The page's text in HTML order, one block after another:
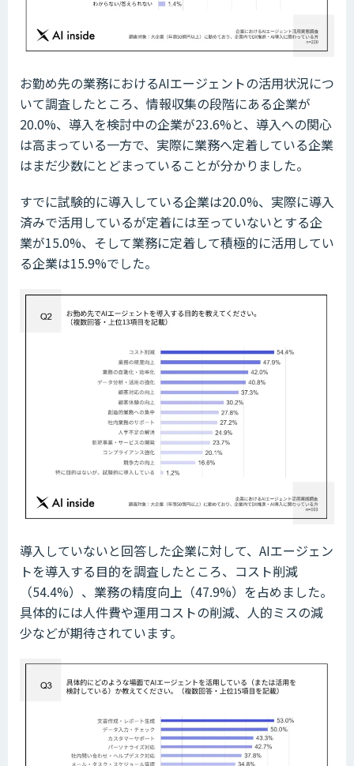
お勤め先の業務におけるAIエージェントの活用状況につ
いて調査したところ、情報収集の段階にある企業が
20.0%、導入を検討中の企業が23.6%と、導入への関心
は高まっている一方で、実際に業務へ定着している企業
はまだ少数にとどまっていることが分かりました。
すでに試験的に導入している企業は20.0%、実際に導入
済みで活用しているが定着には至っていないとする企
業が15.0%、そして業務に定着して積極的に活用してい
る企業は15.9%でした。
導入していないと回答した企業に対して、AIエージェン
トを導入する目的を調査したところ、コスト削減
（54.4%）、業務の精度向上（47.9%）を占めました。
具体的には人件費や運用コストの削減、人的ミスの減
少などが期待されています。